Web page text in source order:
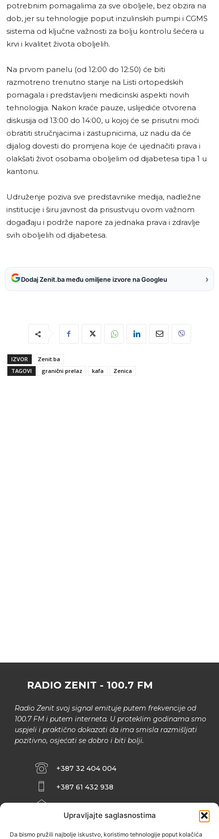
Upravljajte saglasnostima
Da bismo pružili najbolje iskustvo, koristimo tehnologije poput kolačića
potrebnim pomagalima za sve oboljele, bez obzira na
dob, jer su tehnologije poput inzulinskih pumpi i CGMS
sistema od ključne važnosti za bolju kontrolu šećera u
krvi i kvalitet života oboljelih.
Na prvom panelu (od 12:00 do 12:50) će biti
razmotreno trenutno stanje na Listi ortopedskih
pomagala i predstavljeni medicinski aspekti novih
tehnologija. Nakon kraće pauze, uslijediće otvorena
diskusija od 13:00 do 14:00, u kojoj će se prisutni moći
obratiti stručnjacima i zastupnicima, uz nadu da će
dijalog dovesti do promjena koje će ujednačiti prava i
olakšati život osobama oboljelim od dijabetesa tipa 1 u
kantonu.
Udruženje poziva sve predstavnike medija, nadležne
institucije i širu javnost da prisustvuju ovom važnom
događaju i podrže napore za jednaka prava i zdravlje
svih oboljelih od dijabetesa.
Dodaj Zenit.ba među omiljene izvore na Googleu ›
IZVOR
Zenit.ba
TAGOVI
granični prelaz kafa Zenica
RADIO ZENIT - 100.7 FM
Radio Zenit svoj signal emituje putem frekvencije od
100.7 FM i putem interneta. U proteklim godinama smo
uspjeli i praktično dokazati da ima smisla razmišljati
pozitivno, osjećati se dobro i biti bolji.
+387 32 404 004
+387 61 432 938
INFO@ZENIT.BA
ZENIČANKA, 3. SPRAT), 72000 ZENICA